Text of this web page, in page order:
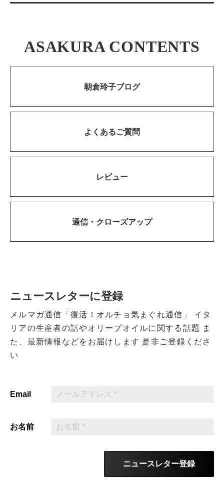
ASAKURA CONTENTS
朝倉玲子ブログ
よくあるご質問
レビュー
通信・ クローズアップ
ニュースレターに登録
メルマガ通信「復活！オルチョ気まぐれ通信」
イタ
リアの生産者の話やオリーブオイルに関する話題
ま
た、最新情報などをお届けします 是非ご登録くださ
い
Email
お名前
ニュースレター登録